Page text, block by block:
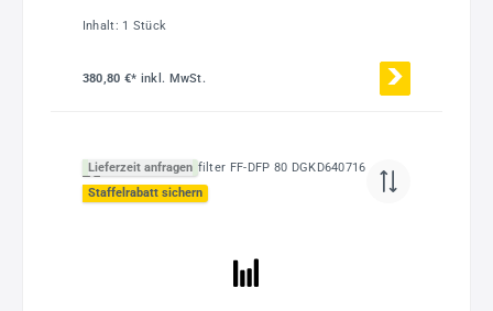
Inhalt: 1 Stück
380,80 €* inkl. MwSt.
Lieferzeit anfragen
Staffelrabatt sichern